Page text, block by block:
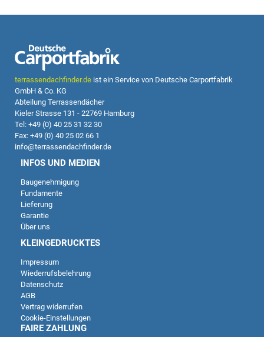
terrassendachfinder.de ist ein Service von Deutsche Carportfabrik
GmbH & Co. KG
Abteilung Terrassendächer
Kieler Strasse 131 - 22769 Hamburg
Tel: +49 (0) 40 25 31 32 30
Fax: +49 (0) 40 25 02 66 1
info@terrassendachfinder.de
INFOS UND MEDIEN
Baugenehmigung
Fundamente
Lieferung
Garantie
Über uns
KLEINGEDRUCKTES
Impressum
Wiederrufsbelehrung
Datenschutz
AGB
Vertrag widerrufen
Cookie-Einstellungen
FAIRE ZAHLUNG